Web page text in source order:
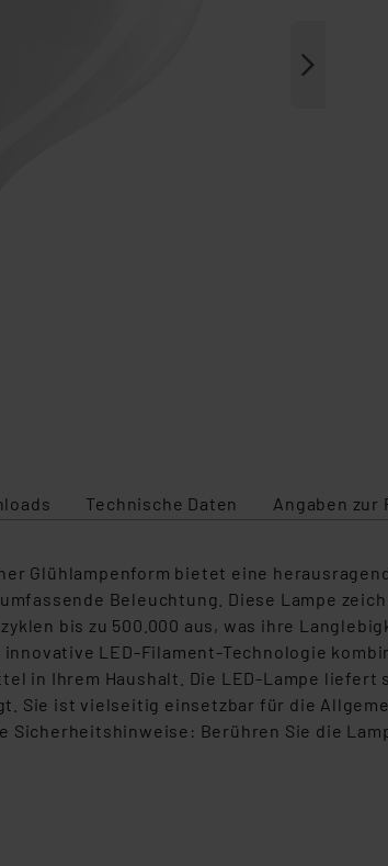
Technische Daten Angaben
Glühlampenform bietet eine
Beleuchtung. Diese Lampe
bis zu 500.000 aus, was ihre
LED-Filament-Technologie
in Ihrem Haushalt. Die LED-Lampe
Sie ist vielseitig einsetzbar für die
Sicherheitshinweise: Berühren Sie die